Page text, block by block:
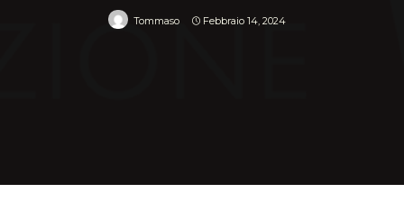
Tommaso Febbraio 14, 2024